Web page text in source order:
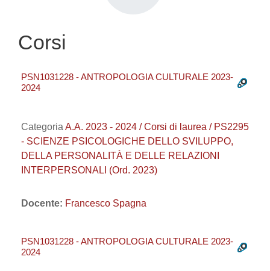
Corsi
PSN1031228 - ANTROPOLOGIA CULTURALE 2023-
2024
Categoria A.A. 2023 - 2024 / Corsi di laurea / PS2295
- SCIENZE PSICOLOGICHE DELLO SVILUPPO,
DELLA PERSONALITÀ E DELLE RELAZIONI
INTERPERSONALI (Ord. 2023)
Docente: Francesco Spagna
PSN1031228 - ANTROPOLOGIA CULTURALE 2023-
2024